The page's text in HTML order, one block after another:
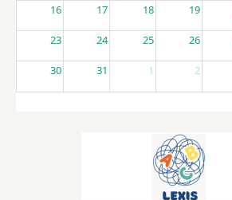
16 17 18 19
23 24 25 26
30 31 1 2